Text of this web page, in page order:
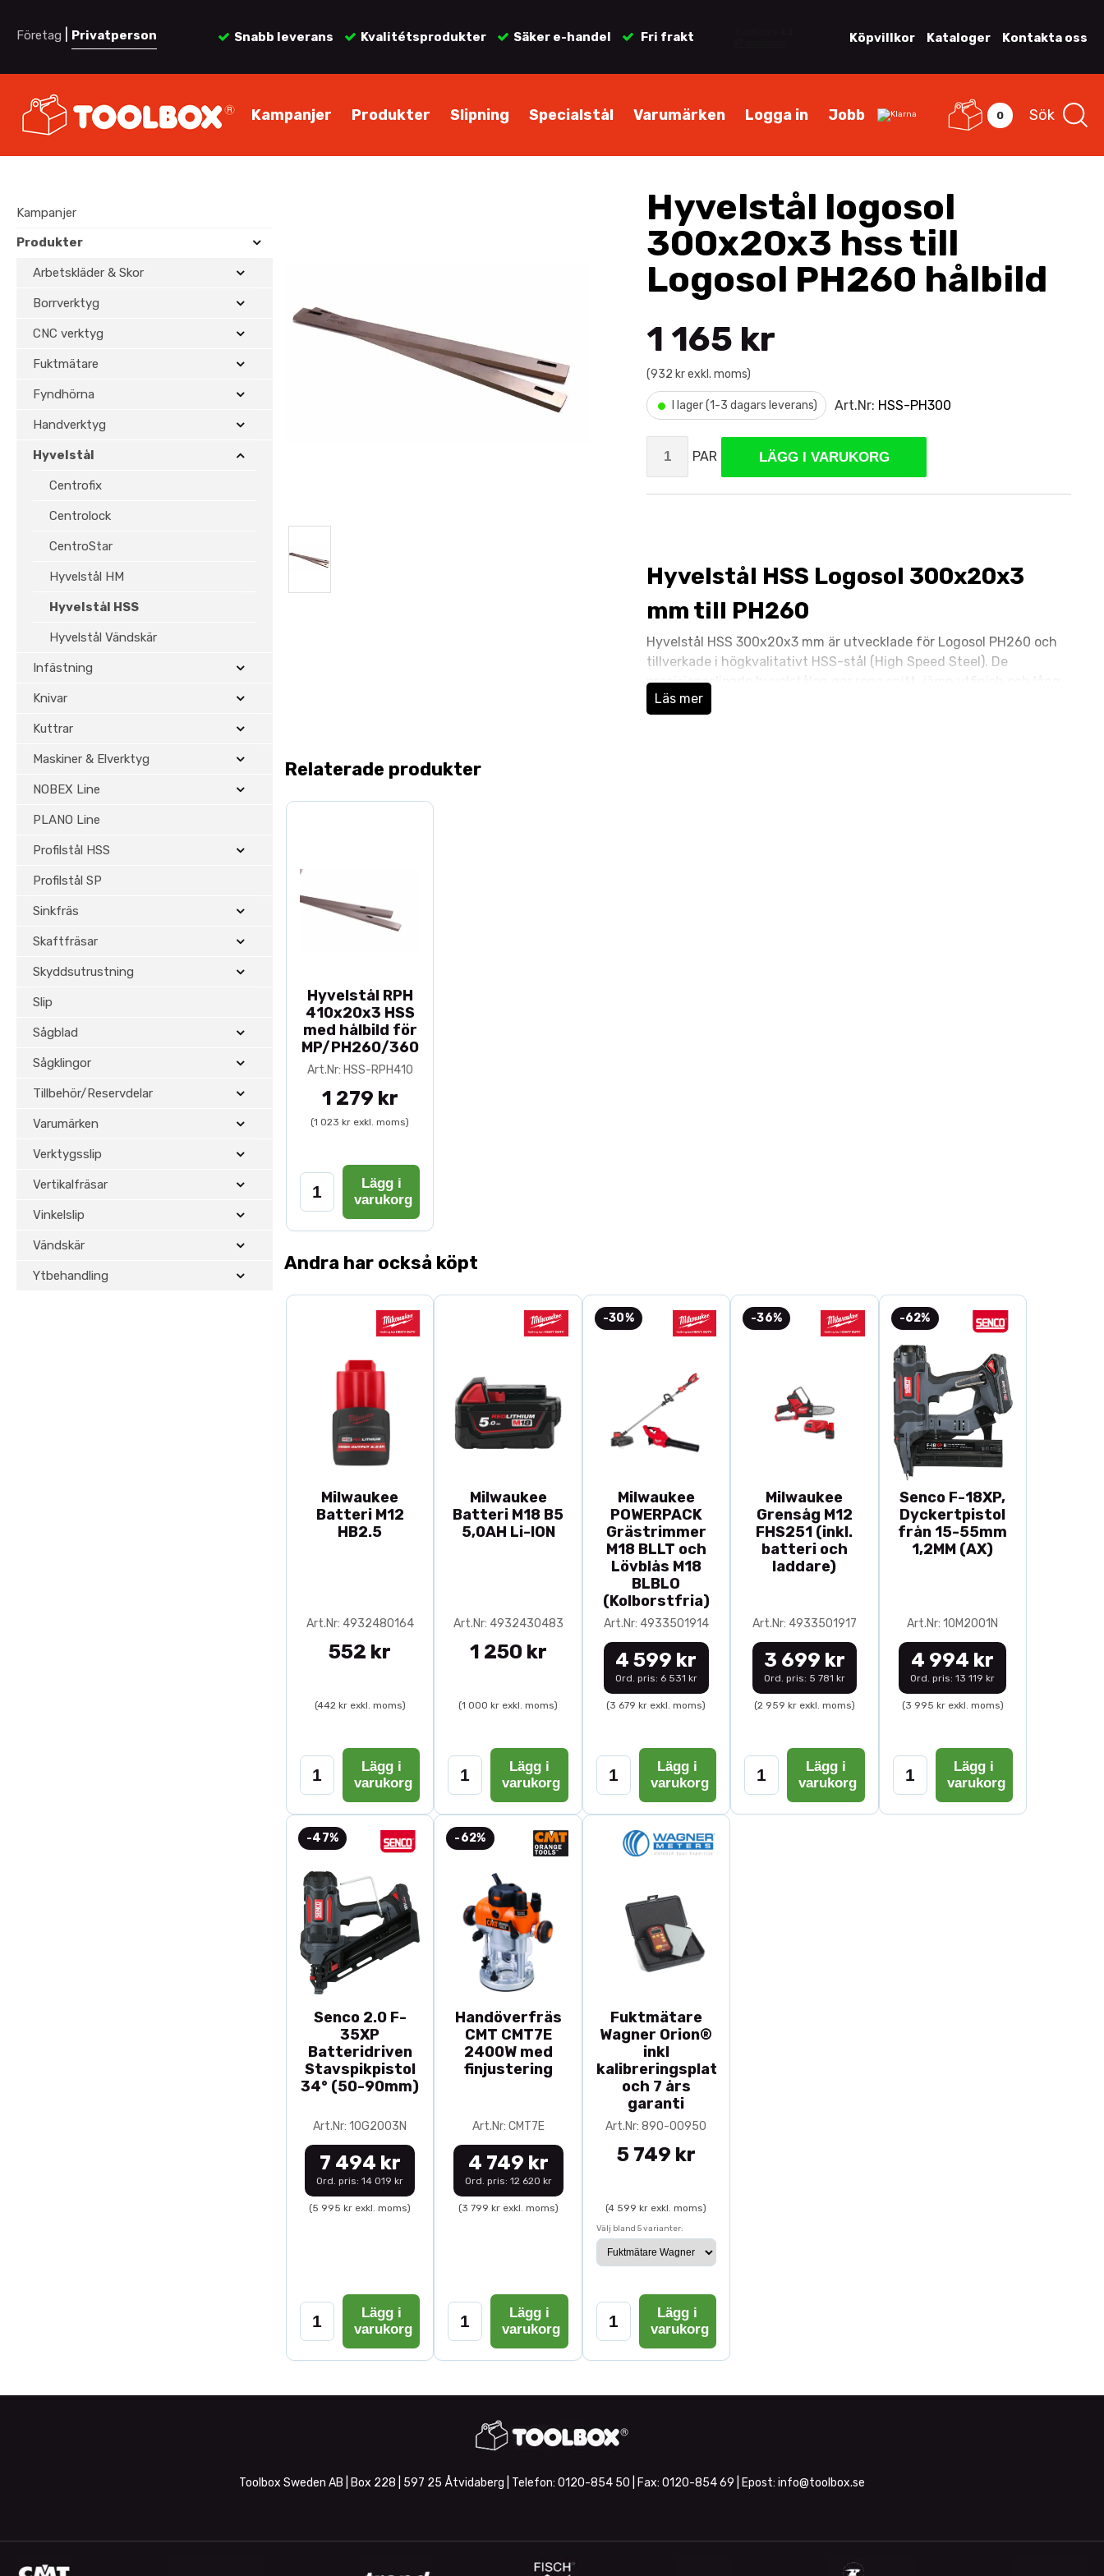
Företag Privatperson Snabb leverans Kvalitétsprodukter Säker e-handel Fri frakt Köpvillkor Kataloger Kontakta oss
Kampanjer Produkter Slipning Specialstål Varumärken Logga in Jobb 0 Sök
Kampanjer
Produkter
Arbetskläder & Skor
Borrverktyg
CNC verktyg
Fuktmätare
Fyndhörna
Handverktyg
Hyvelstål
Centrofix
Centrolock
CentroStar
Hyvelstål HM
Hyvelstål HSS
Hyvelstål Vändskär
Infästning
Knivar
Kuttrar
Maskiner & Elverktyg
NOBEX Line
PLANO Line
Profilstål HSS
Profilstål SP
Sinkfräs
Skaftfräsar
Skyddsutrustning
Slip
Sågblad
Sågklingor
Tillbehör/Reservdelar
Varumärken
Verktygsslip
Vertikalfräsar
Vinkelslip
Vändskär
Ytbehandling
Hyvelstål logosol
300x20x3 hss till
Logosol PH260 hålbild
1 165 kr
(932 kr exkl. moms)
• I lager (1-3 dagars leverans) Art.Nr: HSS-PH300
PAR LÄGG I VARUKORG
Hyvelstål HSS Logosol 300x20x3
mm till PH260
Hyvelstål HSS 300x20x3 mm är utvecklade för Logosol PH260 och
tillverkade i högkvalitativt HSS-stål (High Speed Steel). De
precisionsslipade hyvelstålen ger rena snitt, jämn ytfinish och lång
livslängd, vilket gör dem till ett utmärkt val för professionell rikt-
Läs mer
Relaterade produkter
Hyvelstål RPH
410x20x3 HSS
med hålbild för
MP/PH260/360
Art.Nr: HSS-RPH410
1 279 kr
(1 023 kr exkl. moms)
Lägg i
varukorg
Andra har också köpt
Milwaukee
Batteri M12
HB2.5
Art.Nr: 4932480164
552 kr
(442 kr exkl. moms)
Lägg i
varukorg
Milwaukee
Batteri M18 B5
5,0AH Li-ION
Art.Nr: 4932430483
1 250 kr
(1 000 kr exkl. moms)
Lägg i
varukorg
-30%
Milwaukee
POWERPACK
Grästrimmer
M18 BLLT och
Lövblås M18
BLBLO
(Kolborstfria)
Art.Nr: 4933501914
4 599 kr
Ord. pris: 6 531 kr
(3 679 kr exkl. moms)
Lägg i
varukorg
-36%
Milwaukee
Grensåg M12
FHS251 (inkl.
batteri och
laddare)
Art.Nr: 4933501917
3 699 kr
Ord. pris: 5 781 kr
(2 959 kr exkl. moms)
Lägg i
varukorg
-62%
Senco F-18XP,
Dyckertpistol
från 15-55mm
1,2MM (AX)
Art.Nr: 10M2001N
4 994 kr
Ord. pris: 13 119 kr
(3 995 kr exkl. moms)
Lägg i
varukorg
-47%
Senco 2.0 F-
35XP
Batteridriven
Stavspikpistol
34° (50-90mm)
Art.Nr: 10G2003N
7 494 kr
Ord. pris: 14 019 kr
(5 995 kr exkl. moms)
Lägg i
varukorg
-62%
Handöverfräs
CMT CMT7E
2400W med
finjustering
Art.Nr: CMT7E
4 749 kr
Ord. pris: 12 620 kr
(3 799 kr exkl. moms)
Lägg i
varukorg
Fuktmätare
Wagner Orion®
inkl
kalibreringsplatta
och 7 års
garanti
Art.Nr: 890-00950
5 749 kr
(4 599 kr exkl. moms)
Välj bland 5 varianter:
Lägg i
varukorg
Toolbox Sweden AB | Box 228 | 597 25 Åtvidaberg | Telefon: 0120-854 50 | Fax: 0120-854 69 | Epost: info@toolbox.se